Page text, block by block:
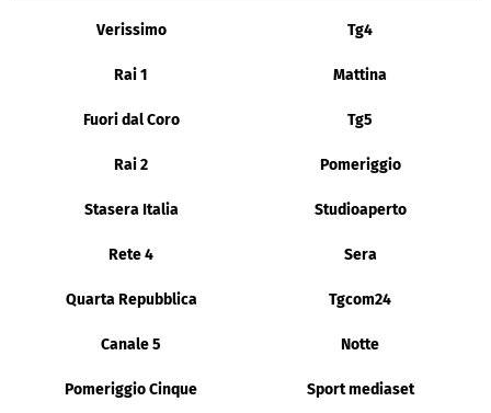
Verissimo Tg4
Rai 1 Mattina
Fuori dal Coro Tg5
Rai 2 Pomeriggio
Stasera Italia Studioaperto
Rete 4 Sera
Quarta Repubblica Tgcom24
Canale 5 Notte
Pomeriggio Cinque Sport mediaset